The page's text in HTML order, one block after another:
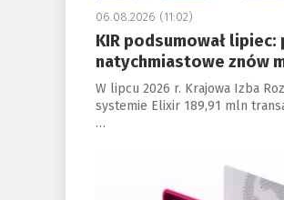
06.08.2026 (11:02)
KIR podsumował
natychmiastowe znów
W lipcu 2026 r. Krajowa Izba
systemie Elixir 189,91 mln
…